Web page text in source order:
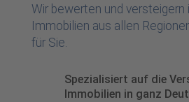
Wir bewerten und versteigern
Immobilien aus allen
für Sie.
Spezialisiert auf die
Immobilien in ganz